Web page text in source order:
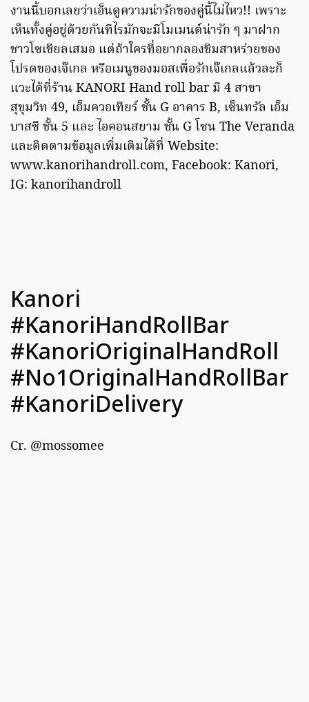
งานนี้บอกเลยว่าเอ็นดูความน่ารักของคู่นี้ไม่ไหว!! เพราะ
เห็นทั้งคู่อยู่ด้วยกันทีไรมักจะมีโมเมนต์น่ารัก ๆ มาฝาก
ชาวโซเชียลเสมอ แต่ถ้าใครที่อยากลองชิมสาหร่ายของ
โปรดของเจ๊เกล หรือเมนูของมอสเพื่อรักเจ๊เกลแล้วละก็
แวะได้ที่ร้าน KANORI Hand roll bar มี 4 สาขา
สุขุมวิท 49, เอ็มควอเทียร์ ชั้น G อาคาร B, เซ็นทรัล เอ็ม
บาสซี ชั้น 5 และ ไอคอนสยาม ชั้น G โซน The Veranda
และติดตามข้อมูลเพิ่มเติมได้ที่ Website:
www.kanorihandroll.com, Facebook: Kanori,
IG: kanorihandroll
Kanori
#KanoriHandRollBar
#KanoriOriginalHandRoll
#No1OriginalHandRollBar
#KanoriDelivery
Cr. @mossomee